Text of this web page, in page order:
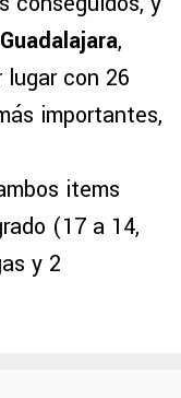
,
con 26
importantes,
items
(17 a 14,
y 2